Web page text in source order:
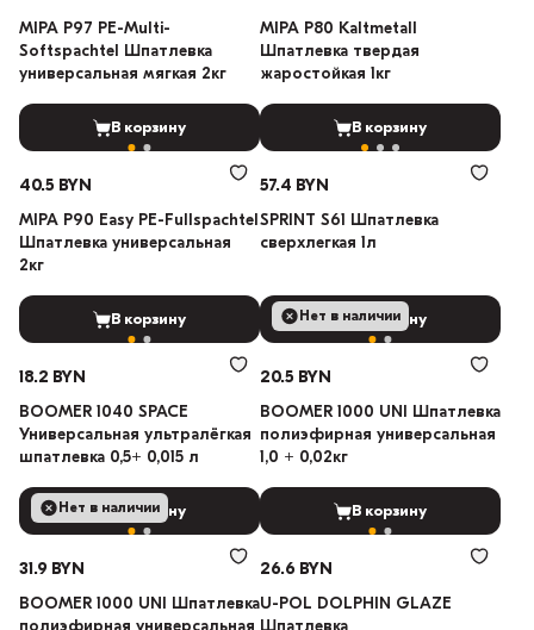
MIPA P97 PE-Multi-
Softspachtel Шпатлевка
универсальная мягкая 2кг
В корзину
MIPA P80 Kaltmetall
Шпатлевка твердая
жаростойкая 1кг
В корзину
40.5 BYN
MIPA P90 Easy PE-Fullspachtel
Шпатлевка универсальная
2кг
В корзину
57.4 BYN
SPRINT S61 Шпатлевка
сверхлегкая 1л
В корзину
18.2 BYN
BOOMER 1040 SPACE
Универсальная ультралёгкая
шпатлевка 0,5+ 0,015 л
В корзину
Нет в наличии
20.5 BYN
BOOMER 1000 UNI Шпатлевка
полиэфирная универсальная
1,0 + 0,02кг
В корзину
Нет в наличии
31.9 BYN
BOOMER 1000 UNI Шпатлевка
26.6 BYN
U-POL DOLPHIN GLAZE